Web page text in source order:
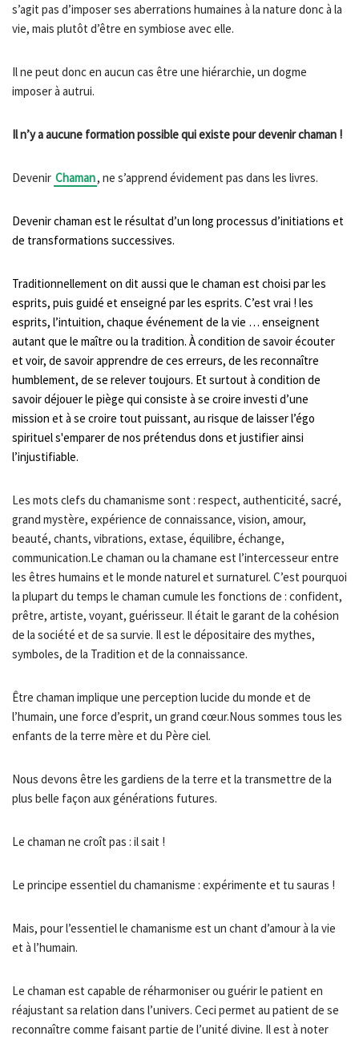
s’agit pas d’imposer ses aberrations humaines à la nature donc à la
vie, mais plutôt d’être en symbiose avec elle.
Il ne peut donc en aucun cas être une hiérarchie, un dogme
imposer à autrui.
Il n’y a aucune formation possible qui existe pour devenir chaman !
Devenir Chaman, ne s’apprend évidement pas dans les livres.
Devenir chaman est le résultat d’un long processus d’initiations et
de transformations successives.
Traditionnellement on dit aussi que le chaman est choisi par les
esprits, puis guidé et enseigné par les esprits. C’est vrai ! les
esprits, l’intuition, chaque événement de la vie … enseignent
autant que le maître ou la tradition. À condition de savoir écouter
et voir, de savoir apprendre de ces erreurs, de les reconnaître
humblement, de se relever toujours. Et surtout à condition de
savoir déjouer le piège qui consiste à se croire investi d’une
mission et à se croire tout puissant, au risque de laisser l’égo
spirituel s'emparer de nos prétendus dons et justifier ainsi
l’injustifiable.
Les mots clefs du chamanisme sont : respect, authenticité, sacré,
grand mystère, expérience de connaissance, vision, amour,
beauté, chants, vibrations, extase, équilibre, échange,
communication.Le chaman ou la chamane est l’intercesseur entre
les êtres humains et le monde naturel et surnaturel. C’est pourquoi
la plupart du temps le chaman cumule les fonctions de : confident,
prêtre, artiste, voyant, guérisseur. Il était le garant de la cohésion
de la société et de sa survie. Il est le dépositaire des mythes,
symboles, de la Tradition et de la connaissance.
Être chaman implique une perception lucide du monde et de
l’humain, une force d’esprit, un grand cœur.Nous sommes tous les
enfants de la terre mère et du Père ciel.
Nous devons être les gardiens de la terre et la transmettre de la
plus belle façon aux générations futures.
Le chaman ne croît pas : il sait !
Le principe essentiel du chamanisme : expérimente et tu sauras !
Mais, pour l’essentiel le chamanisme est un chant d’amour à la vie
et à l’humain.
Le chaman est capable de réharmoniser ou guérir le patient en
réajustant sa relation dans l’univers. Ceci permet au patient de se
reconnaître comme faisant partie de l’unité divine. Il est à noter